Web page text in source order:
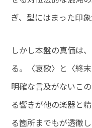
ぎ、型にはまった印象
しかし本盤の真価は
る。〈哀歌〉と〈終
明確な言及がないこ
る響きが他の楽器と
る箇所までもが透徹